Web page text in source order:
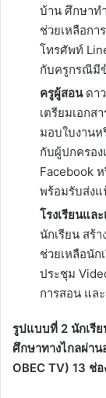
บ้าน ศึกษาท
ช่วยเหลือกา
โทรศัพท์
กับครูกรณีมี
ครูผู้สอนดา
เตรียมเอกส
มอบใบงาน
กับผู้ปกครอ
Facebook
พร้อมรับส่งแ
โรงเรียนแล
นักเรียน สร้
ช่วยเหลือนัก
ประชุม
การสอน แล
รูปแบบที่ 2 นักเรี
ศึกษาทางไกลผ่า
OBEC TV) 13 ช่อ